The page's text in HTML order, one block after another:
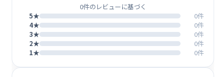
0件のレビューに基づく
5★
0件
4★
0件
3★
0件
2★
0件
1★
0件